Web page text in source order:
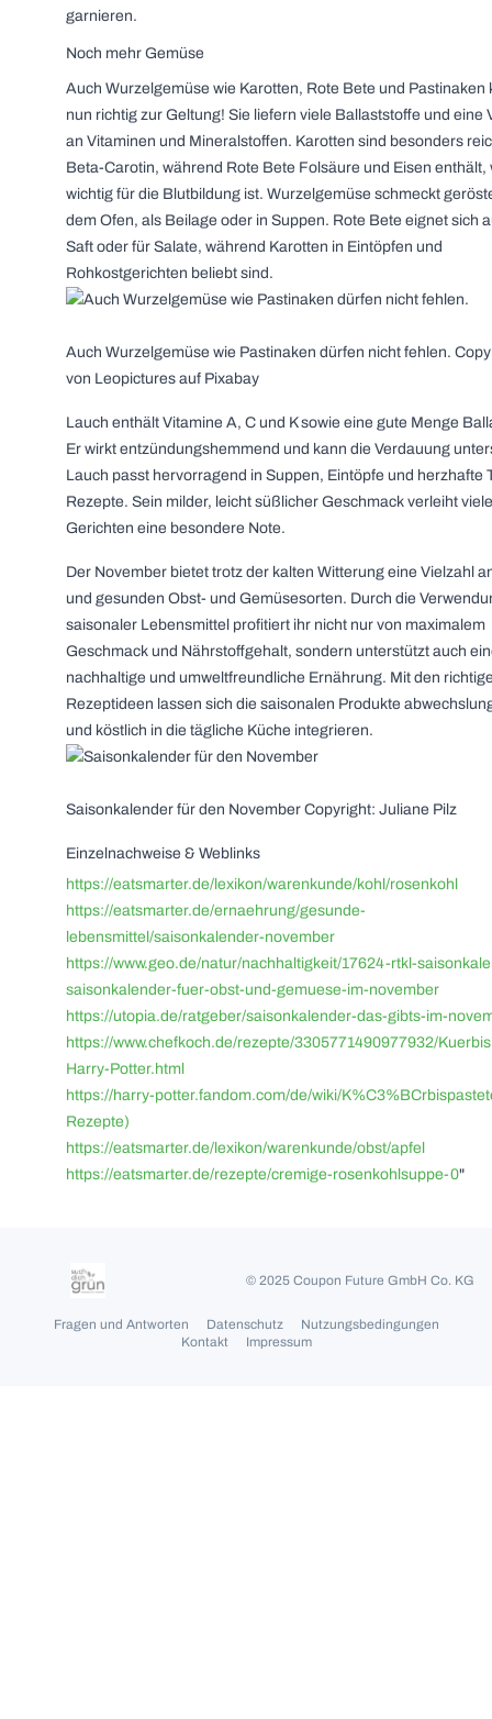
garnieren.
Noch mehr Gemüse
Auch Wurzelgemüse wie Karotten, Rote Bete und Pastinaken
nun richtig zur Geltung! Sie liefern viele Ballaststoffe und eine
an Vitaminen und Mineralstoffen. Karotten sind besonders
Beta-Carotin, während Rote Bete Folsäure und Eisen enthält,
wichtig für die Blutbildung ist. Wurzelgemüse schmeckt
dem Ofen, als Beilage oder in Suppen. Rote Bete eignet sich
Saft oder für Salate, während Karotten in Eintöpfen und
Rohkostgerichten beliebt sind.
Auch Wurzelgemüse wie Pastinaken dürfen nicht fehlen.
von Leopictures auf Pixabay
Lauch enthält Vitamine A, C und K sowie eine gute Menge
Er wirkt entzündungshemmend und kann die Verdauung
Lauch passt hervorragend in Suppen, Eintöpfe und herzhafte
Rezepte. Sein milder, leicht süßlicher Geschmack verleiht
Gerichten eine besondere Note.
Der November bietet trotz der kalten Witterung eine Vielzahl
und gesunden Obst- und Gemüsesorten. Durch die
saisonaler Lebensmittel profitiert ihr nicht nur von maximalem
Geschmack und Nährstoffgehalt, sondern unterstützt auch
nachhaltige und umweltfreundliche Ernährung. Mit den
Rezeptideen lassen sich die saisonalen Produkte
und köstlich in die tägliche Küche integrieren.
Saisonkalender für den November Copyright: Juliane Pilz
Einzelnachweise & Weblinks
https://eatsmarter.de/lexikon/warenkunde/kohl/rosenkohl
https://eatsmarter.de/ernaehrung/gesunde-
lebensmittel/saisonkalender-november
https://www.geo.de/natur/nachhaltigkeit/17624-rtkl-
saisonkalender-fuer-obst-und-gemuese-im-november
https://utopia.de/ratgeber/saisonkalender-das-gibts-im-
https://www.chefkoch.de/rezepte/3305771490977932/
Harry-Potter.html
https://harry-potter.fandom.com/de/wiki/
Rezepte)
https://eatsmarter.de/lexikon/warenkunde/obst/apfel
https://eatsmarter.de/rezepte/cremige-rosenkohlsuppe-0"
© 2025 Coupon Future GmbH Co. KG
Fragen und Antworten Datenschutz
Nutzungsbedingungen
Kontakt
Impressum